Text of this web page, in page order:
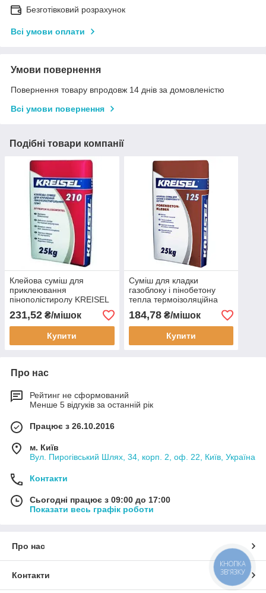
Безготівковий розрахунок
Всі умови оплати
Умови повернення
Повернення товару впродовж 14 днів за домовленістю
Всі умови повернення
Подібні товари компанії
Клейова суміш для
приклеювання
пінополістиролу KREISEL
STYROPOR
KLEBEMÖRTEL 210
231,52 ₴/мішок
Купити
Суміш для кладки
газоблоку і пінобетону
тепла термоізоляційна
KREISEL
PORENBETONKLEBER
125
184,78₴/мішок
Купити
Про нас
Рейтинг не сформований
Менше 5 відгуків за останній рік
Працює з 26.10.2016
м. Київ
Вул. Пирогівський Шлях, 34, корп. 2, оф. 22, Київ, Україна
Контакти
Сьогодні працює з 09:00 до 17:00
Показати весь графік роботи
Про нас
Контакти
КНОПКА
ЗВ'ЯЗКУ